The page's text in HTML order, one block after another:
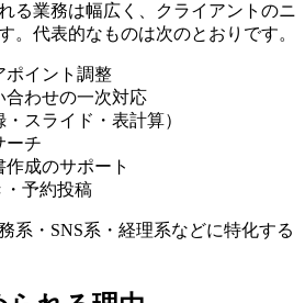
る業務は幅広く、クライアントのニ
。代表的なものは次のとおりです。
ポイント調整
合わせの一次対応
スライド・表計算）
ーチ
成のサポート
・予約投稿
系・SNS系・経理系などに特化する